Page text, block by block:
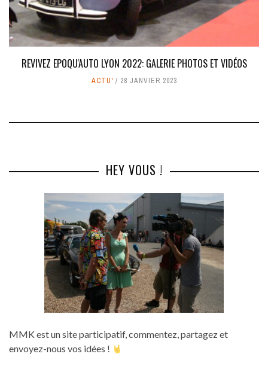
REVIVEZ EPOQU'AUTO LYON 2022: GALERIE PHOTOS ET VIDÉOS
ACTU' 28 JANVIER 2023
HEY VOUS !
MMK est un site participatif, commentez, partagez et
envoyez-nous vos idées !